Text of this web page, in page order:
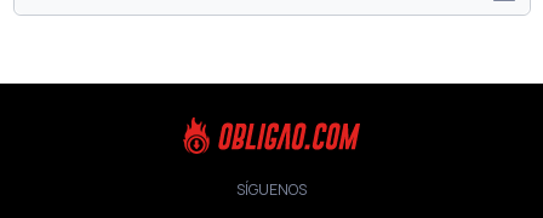
SÍGUENOS